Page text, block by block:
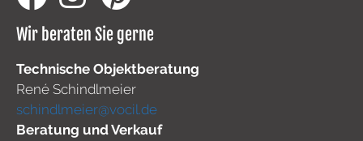
Wir beraten Sie gerne
Technische Objektberatung
René Schindlmeier
schindlmeier@vocil.de
Beratung und Verkauf